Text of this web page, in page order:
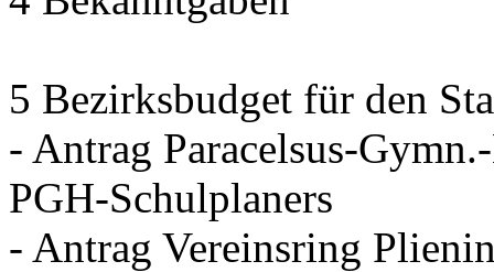
5 Bezirksbudget für den
- Antrag Paracelsus-
PGH-Schulplaners
- Antrag Vereinsring